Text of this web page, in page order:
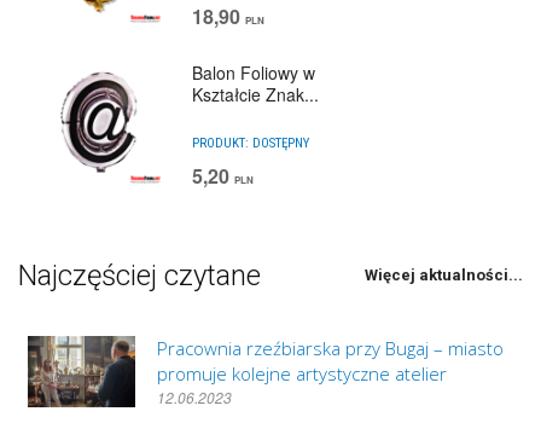
18,90 PLN
Balon Foliowy w
Kształcie Znak...
PRODUKT: DOSTĘPNY
5,20 PLN
Najczęściej czytane Więcej aktualności...
Pracownia rzeźbiarska przy Bugaj – miasto
promuje kolejne artystyczne atelier
12.06.2023